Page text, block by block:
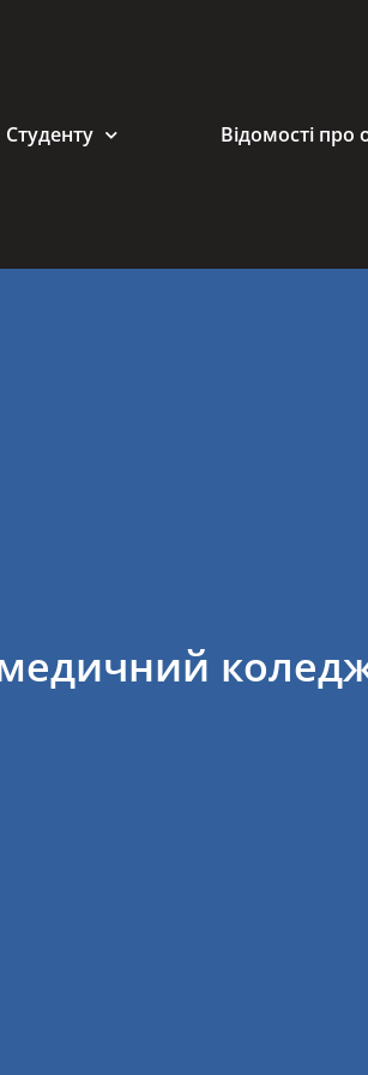
Студенту Відомості про